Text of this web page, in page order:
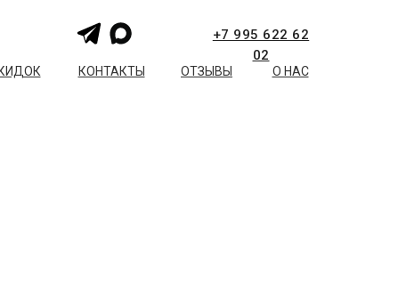
+7 995 622 62
02
КОНТАКТЫ О НАС
ОТЗЫВЫ